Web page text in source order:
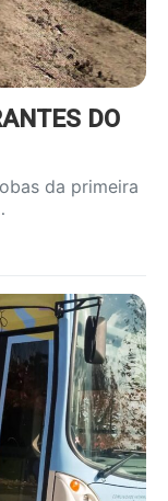
DO
da primeira